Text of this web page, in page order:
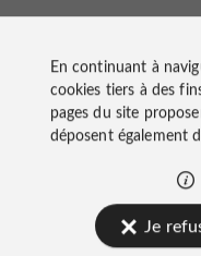
sur
En continuant à
cookies tiers à des
pages du site
déposent également
Je